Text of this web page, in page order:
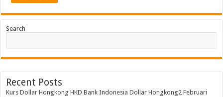
Search
Recent Posts
Kurs Dollar Hongkong HKD Bank Indonesia Dollar Hongkong2 Februari